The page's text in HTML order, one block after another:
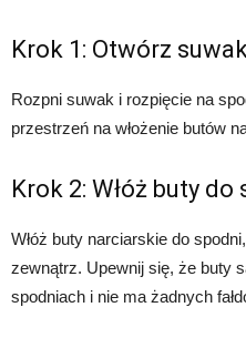
Krok 1: Otwórz
Rozpni suwak i rozpięcie na
przestrzeń na włożenie butów
Krok 2: Włóż buty do
Włóż buty narciarskie do
zewnątrz. Upewnij się, że buty
spodniach i nie ma żadnych